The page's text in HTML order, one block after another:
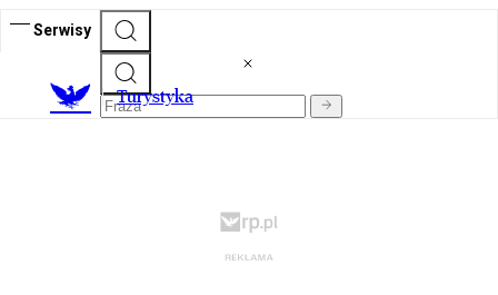
Serwisy
Turystyka